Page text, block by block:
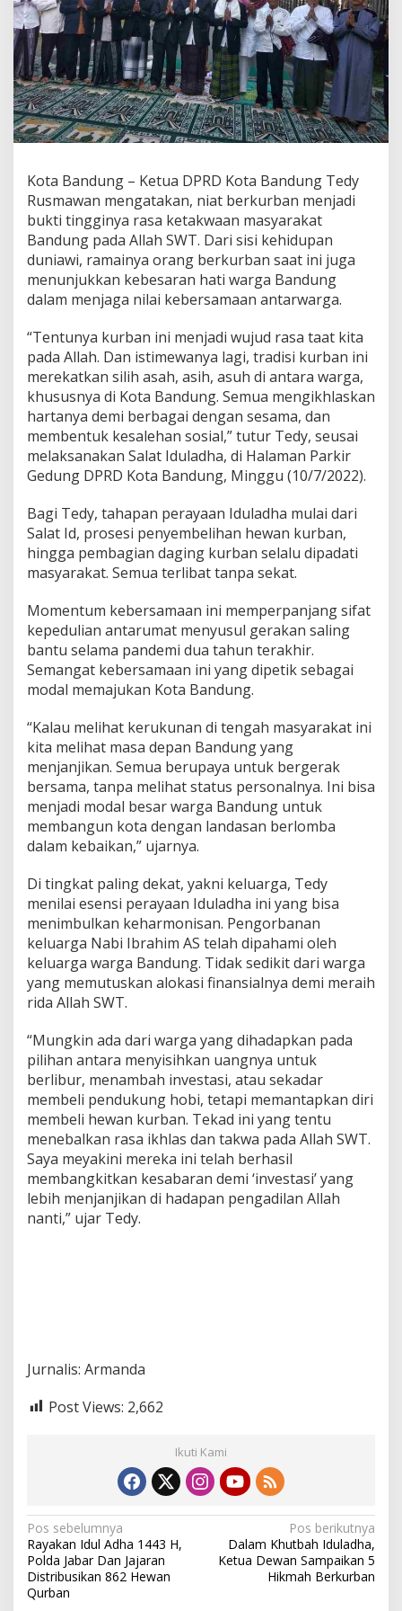
,
e
R
u
s
m
a
n
K
a
g
u
m
i
e
b
e
r
s
a
a
a
n
a
g
a
B
n
u
n
g
Kota Bandung – Ketua DPRD Kota Bandung Tedy
Rusmawan mengatakan, niat berkurban menjadi
bukti tingginya rasa ketakwaan masyarakat
Bandung pada Allah SWT. Dari sisi kehidupan
duniawi, ramainya orang berkurban saat ini juga
menunjukkan kebesaran hati warga Bandung
dalam menjaga nilai kebersamaan antarwarga.
“Tentunya kurban ini menjadi wujud rasa taat kita
pada Allah. Dan istimewanya lagi, tradisi kurban ini
merekatkan silih asah, asih, asuh di antara warga,
khususnya di Kota Bandung. Semua mengikhlaskan
hartanya demi berbagai dengan sesama, dan
membentuk kesalehan sosial,” tutur Tedy, seusai
melaksanakan Salat Iduladha, di Halaman Parkir
Gedung DPRD Kota Bandung, Minggu (10/7/2022).
Bagi Tedy, tahapan perayaan Iduladha mulai dari
Salat Id, prosesi penyembelihan hewan kurban,
hingga pembagian daging kurban selalu dipadati
masyarakat. Semua terlibat tanpa sekat.
Momentum kebersamaan ini memperpanjang sifat
kepedulian antarumat menyusul gerakan saling
bantu selama pandemi dua tahun terakhir.
Semangat kebersamaan ini yang dipetik sebagai
modal memajukan Kota Bandung.
“Kalau melihat kerukunan di tengah masyarakat ini
kita melihat masa depan Bandung yang
menjanjikan. Semua berupaya untuk bergerak
bersama, tanpa melihat status personalnya. Ini bisa
menjadi modal besar warga Bandung untuk
membangun kota dengan landasan berlomba
dalam kebaikan,” ujarnya.
Di tingkat paling dekat, yakni keluarga, Tedy
menilai esensi perayaan Iduladha ini yang bisa
menimbulkan keharmonisan. Pengorbanan
keluarga Nabi Ibrahim AS telah dipahami oleh
keluarga warga Bandung. Tidak sedikit dari warga
yang memutuskan alokasi finansialnya demi meraih
rida Allah SWT.
“Mungkin ada dari warga yang dihadapkan pada
pilihan antara menyisihkan uangnya untuk
berlibur, menambah investasi, atau sekadar
membeli pendukung hobi, tetapi memantapkan diri
membeli hewan kurban. Tekad ini yang tentu
menebalkan rasa ikhlas dan takwa pada Allah SWT.
Saya meyakini mereka ini telah berhasil
membangkitkan kesabaran demi ‘investasi’ yang
lebih menjanjikan di hadapan pengadilan Allah
nanti,” ujar Tedy.
Jurnalis: Armanda
Post Views: 2,662
Ikuti Kami
N
a
v
Pos sebelumnya
Rayakan Idul Adha 1443 H,
Polda Jabar Dan Jajaran
Distribusikan 862 Hewan
Qurban
Pos berikutnya
Dalam Khutbah Iduladha,
Ketua Dewan Sampaikan 5
Hikmah Berkurban